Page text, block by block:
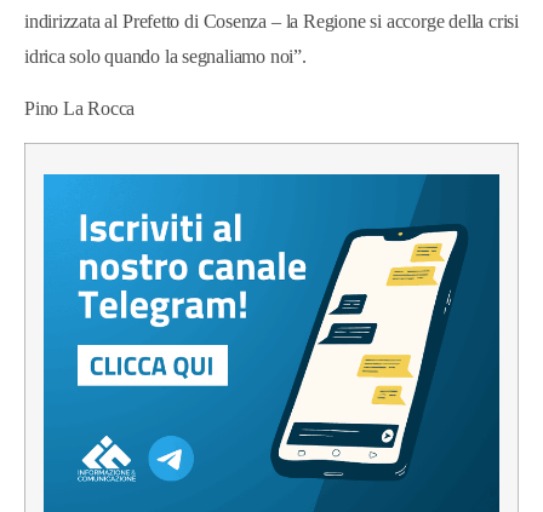
indirizzata al Prefetto di Cosenza – la Regione si accorge della crisi
idrica solo quando la segnaliamo noi”.
Pino La Rocca